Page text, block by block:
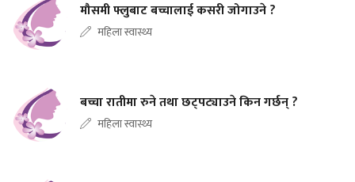
मौसमी फ्लुबाट बच्चालाई कसरी जोगाउने ?
महिला स्वास्थ्य
बच्चा रातीमा रुने तथा छट्पट्याउने किन गर्छन् ?
महिला स्वास्थ्य